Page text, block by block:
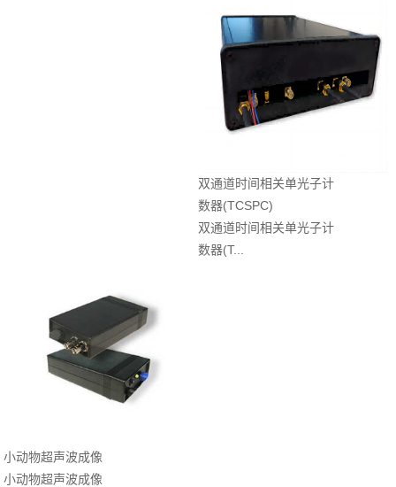
双通道时间相关单光子计
数器(TCSPC)
双通道时间相关单光子计
数器(T...
小动物超声波成像
小动物超声波成像